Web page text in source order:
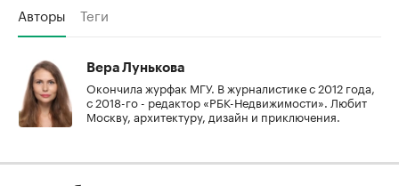
Авторы Теги
Вера Лунькова
Окончила журфак МГУ. В журналистике с 2012 года,
с 2018-го - редактор «РБК-Недвижимости». Любит
Москву, архитектуру, дизайн и приключения.